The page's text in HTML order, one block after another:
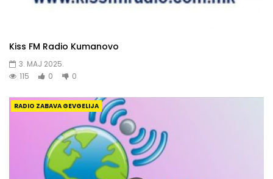
Kiss FM Radio Kumanovo
3. MAJ 2025.
115
0 0
RADIO ZABAVA GEVGELIJA